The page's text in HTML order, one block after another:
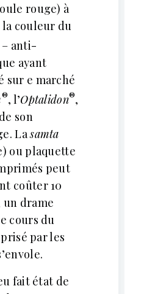
rouge) à
la couleur du
– anti-
ayant
sur e marché
®, l’Optalidon®,
son
Lasamta
ou plaquette
peut
coûter 10
un drame
cours du
prisé par les
fait état de